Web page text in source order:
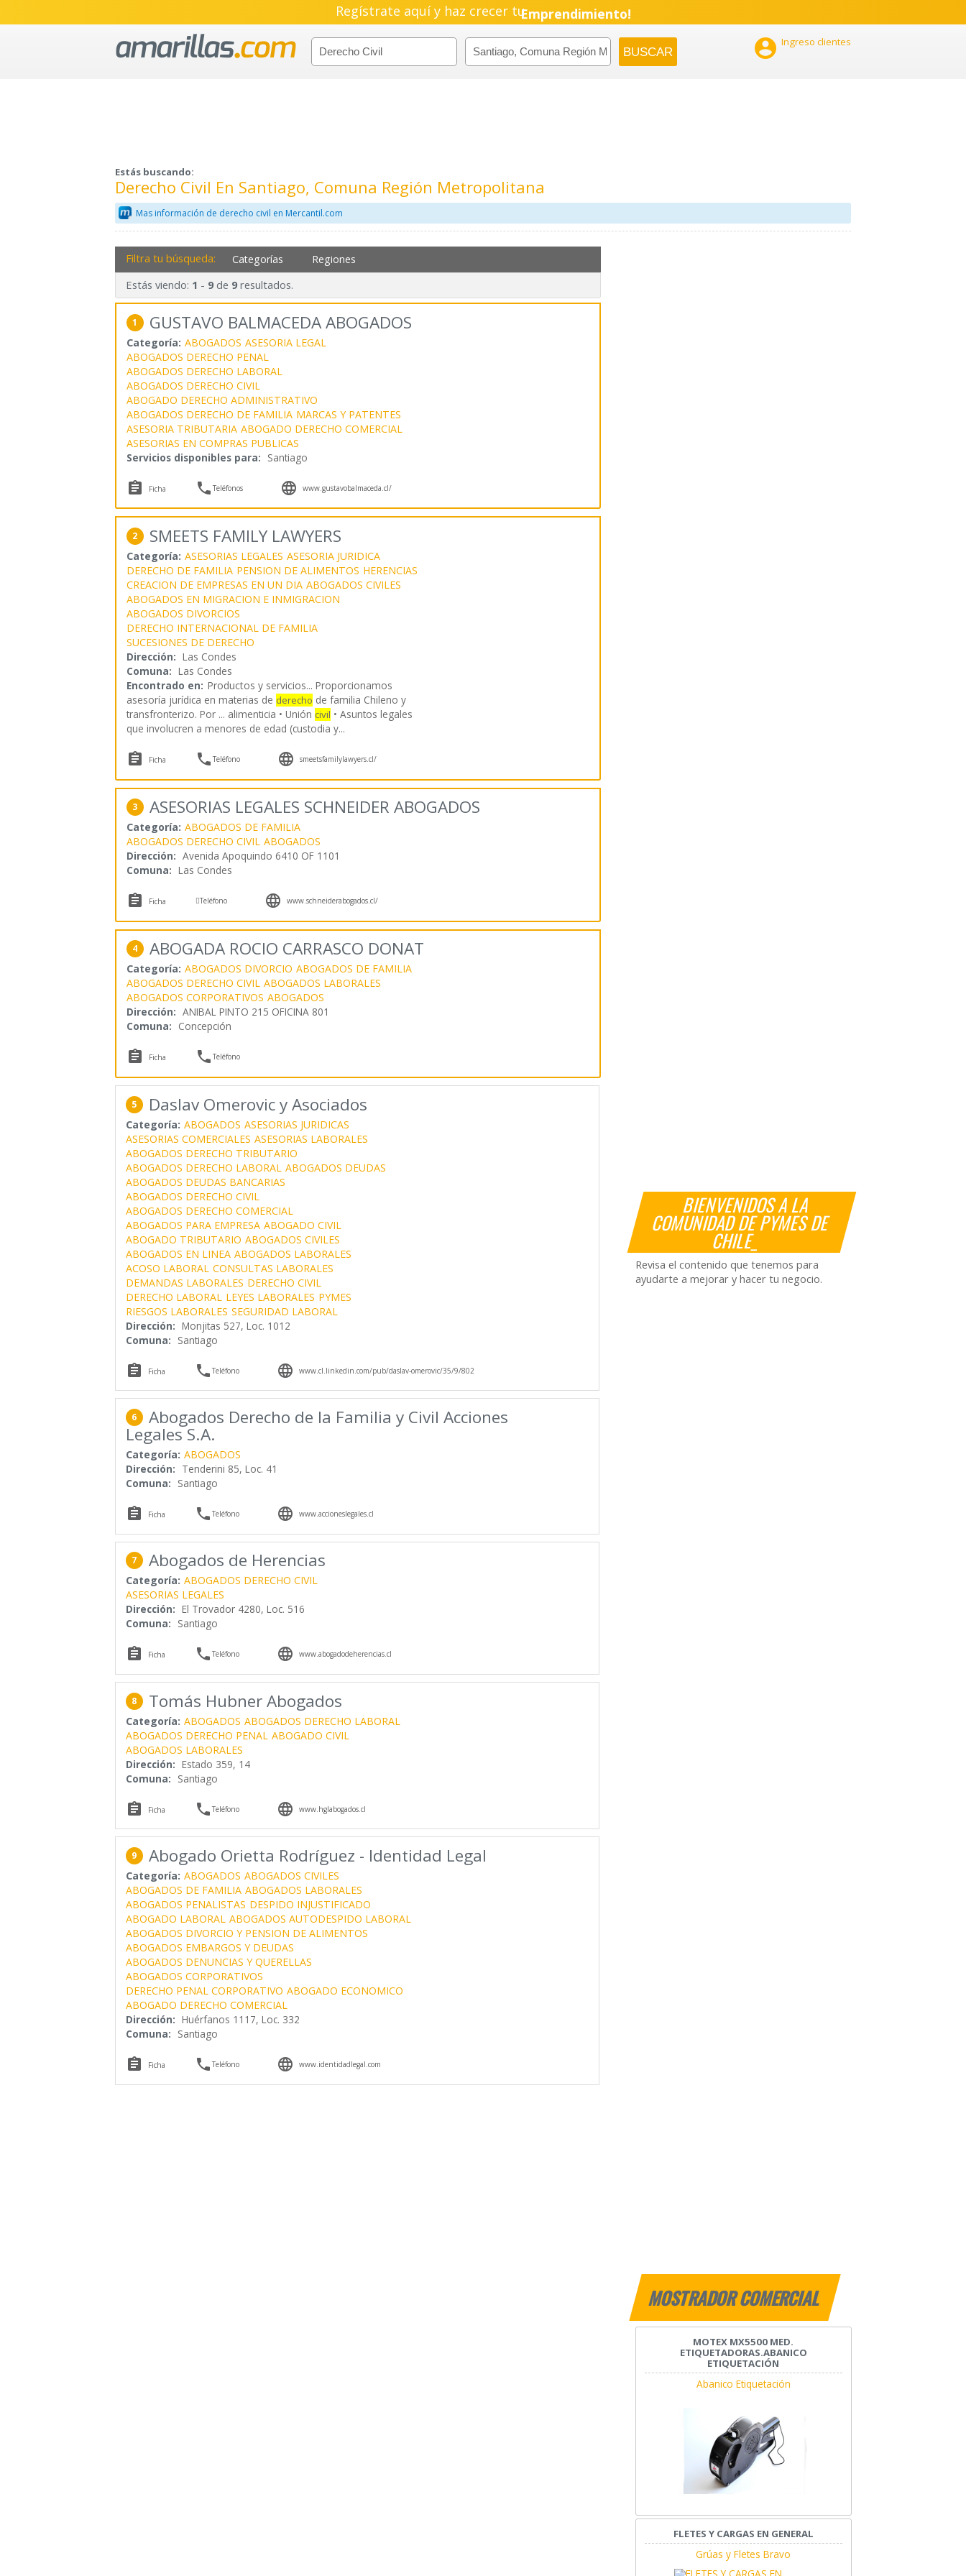
Regístrate aquí y haz crecer tuPyme!
Emprendimiento!
 Ingreso clientes
Estás buscando:
Derecho Civil En Santiago, Comuna Región Metropolitana
Mas información de derecho civil en Mercantil.com
BIENVENIDOS A LA
COMUNIDAD DE PYMES DE
CHILE_
Revisa el contenido que tenemos para
ayudarte a mejorar y hacer tu negocio.
MOSTRADOR COMERCIAL
MOTEX MX5500 MED.
ETIQUETADORAS.ABANICO
ETIQUETACIÓN
Abanico Etiquetación
FLETES Y CARGAS EN GENERAL
Grúas y Fletes Bravo
Filtra tu búsqueda: Categorías Regiones
Estás viendo: 1 - 9de 9resultados.
1 GUSTAVO BALMACEDA ABOGADOS
Categoría: ABOGADOS ASESORIA LEGAL
ABOGADOS DERECHO PENAL
ABOGADOS DERECHO LABORAL
ABOGADOS DERECHO CIVIL
ABOGADO DERECHO ADMINISTRATIVO
ABOGADOS DERECHO DE FAMILIA MARCAS Y PATENTES
ASESORIA TRIBUTARIA ABOGADO DERECHO COMERCIAL
ASESORIAS EN COMPRAS PUBLICAS
Servicios disponibles para: Santiago
 Ficha Teléfonos  www.gustavobalmaceda.cl/
2 SMEETS FAMILY LAWYERS
Categoría: ASESORIAS LEGALES ASESORIA JURIDICA
DERECHO DE FAMILIA PENSION DE ALIMENTOS HERENCIAS
CREACION DE EMPRESAS EN UN DIA ABOGADOS CIVILES
ABOGADOS EN MIGRACION E INMIGRACION
ABOGADOS DIVORCIOS
DERECHO INTERNACIONAL DE FAMILIA
SUCESIONES DE DERECHO
Dirección: Las Condes
Comuna: Las Condes
Encontrado en: Productos y servicios... Proporcionamos
asesoría jurídica en materias de derecho de familia Chileno y
transfronterizo. Por ... alimenticia • Unión civil • Asuntos legales
que involucren a menores de edad (custodia y...
 Ficha Teléfono  smeetsfamilylawyers.cl/
3 ASESORIAS LEGALES SCHNEIDER ABOGADOS
Categoría: ABOGADOS DE FAMILIA
ABOGADOS DERECHO CIVIL ABOGADOS
Dirección: Avenida Apoquindo 6410 OF 1101
Comuna: Las Condes
 Ficha Teléfono  www.schneiderabogados.cl/
4 ABOGADA ROCIO CARRASCO DONAT
Categoría: ABOGADOS DIVORCIO ABOGADOS DE FAMILIA
ABOGADOS DERECHO CIVIL ABOGADOS LABORALES
ABOGADOS CORPORATIVOS ABOGADOS
Dirección: ANIBAL PINTO 215 OFICINA 801
Comuna: Concepción
 Ficha Teléfono
5 Daslav Omerovic y Asociados
Categoría: ABOGADOS ASESORIAS JURIDICAS
ASESORIAS COMERCIALES ASESORIAS LABORALES
ABOGADOS DERECHO TRIBUTARIO
ABOGADOS DERECHO LABORAL ABOGADOS DEUDAS
ABOGADOS DEUDAS BANCARIAS
ABOGADOS DERECHO CIVIL
ABOGADOS DERECHO COMERCIAL
ABOGADOS PARA EMPRESA ABOGADO CIVIL
ABOGADO TRIBUTARIO ABOGADOS CIVILES
ABOGADOS EN LINEA ABOGADOS LABORALES
ACOSO LABORAL CONSULTAS LABORALES
DEMANDAS LABORALES DERECHO CIVIL
DERECHO LABORAL LEYES LABORALES PYMES
RIESGOS LABORALES SEGURIDAD LABORAL
Dirección: Monjitas 527, Loc. 1012
Comuna: Santiago
 Ficha Teléfono  www.cl.linkedin.com/pub/daslav-omerovic/35/9/802
6 Abogados Derecho de la Familia y Civil Acciones
Legales S.A.
Categoría: ABOGADOS
Dirección: Tenderini 85, Loc. 41
Comuna: Santiago
 Ficha Teléfono  www.accioneslegales.cl
7 Abogados de Herencias
Categoría: ABOGADOS DERECHO CIVIL
ASESORIAS LEGALES
Dirección: El Trovador 4280, Loc. 516
Comuna: Santiago
 Ficha Teléfono  www.abogadodeherencias.cl
8 Tomás Hubner Abogados
Categoría: ABOGADOS ABOGADOS DERECHO LABORAL
ABOGADOS DERECHO PENAL ABOGADO CIVIL
ABOGADOS LABORALES
Dirección: Estado 359, 14
Comuna: Santiago
 Ficha Teléfono  www.hglabogados.cl
9 Abogado Orietta Rodríguez - Identidad Legal
Categoría: ABOGADOS ABOGADOS CIVILES
ABOGADOS DE FAMILIA ABOGADOS LABORALES
ABOGADOS PENALISTAS DESPIDO INJUSTIFICADO
ABOGADO LABORAL ABOGADOS AUTODESPIDO LABORAL
ABOGADOS DIVORCIO Y PENSION DE ALIMENTOS
ABOGADOS EMBARGOS Y DEUDAS
ABOGADOS DENUNCIAS Y QUERELLAS
ABOGADOS CORPORATIVOS
DERECHO PENAL CORPORATIVO ABOGADO ECONOMICO
ABOGADO DERECHO COMERCIAL
Dirección: Huérfanos 1117, Loc. 332
Comuna: Santiago
 Ficha Teléfono  www.identidadlegal.com